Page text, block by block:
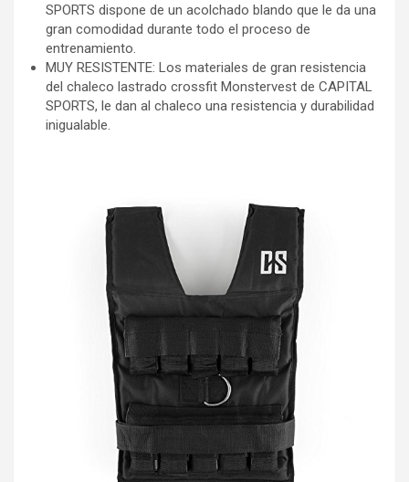
SPORTS dispone de un acolchado blando que le da una
gran comodidad durante todo el proceso de
entrenamiento.
MUY RESISTENTE: Los materiales de gran resistencia
del chaleco lastrado crossfit Monstervest de CAPITAL
SPORTS, le dan al chaleco una resistencia y durabilidad
inigualable.